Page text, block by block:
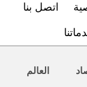
اتصل بنا
العالم